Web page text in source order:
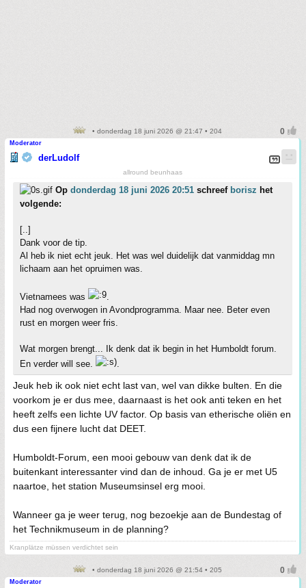
• donderdag 18 juni 2026 @ 21:47 • 204
Moderator
derLudolf
allround beunhaas
Op donderdag 18 juni 2026 20:51 schreef borisz het
volgende:
[..]
Dank voor de tip.
Al heb ik niet echt jeuk. Het was wel duidelijk dat vanmiddag mn
lichaam aan het opruimen was.
Vietnamees was
.
Had nog overwogen in Avondprogramma. Maar nee. Beter even
rust en morgen weer fris.
Wat morgen brengt... Ik denk dat ik begin in het Humboldt forum.
En verder will see.
.
Jeuk heb ik ook niet echt last van, wel van dikke bulten. En die
voorkom je er dus mee, daarnaast is het ook anti teken en het
heeft zelfs een lichte UV factor. Op basis van etherische oliën en
dus een fijnere lucht dat DEET.
Humboldt-Forum, een mooi gebouw van denk dat ik de
buitenkant interessanter vind dan de inhoud. Ga je er met U5
naartoe, het station Museumsinsel erg mooi.
Wanneer ga je weer terug, nog bezoekje aan de Bundestag of
het Technikmuseum in de planning?
Kranplätze müssen verdichtet sein
• donderdag 18 juni 2026 @ 21:54 • 205
Moderator